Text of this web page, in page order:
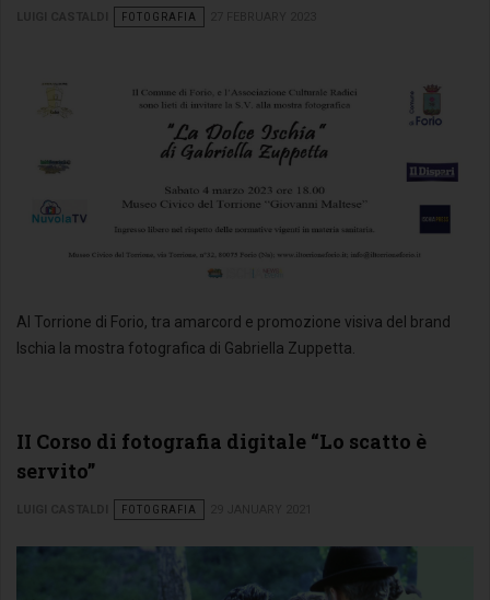
FOTOGRAFIA
Al Torrione di Forio, tra amarcord e promozione visiva del brand
Ischia la mostra fotografica di Gabriella Zuppetta.
II Corso di fotografia digitale “Lo scatto è
servito”
FOTOGRAFIA